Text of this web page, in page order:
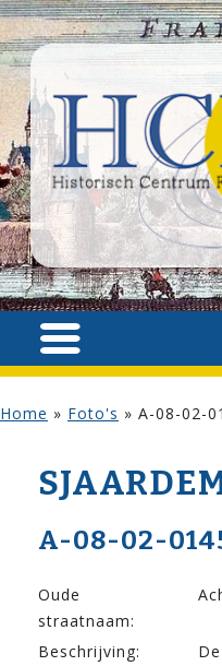
Home » Foto's » A-08-02-
A-08-02-
Oude
straatnaam:
Beschrijving: